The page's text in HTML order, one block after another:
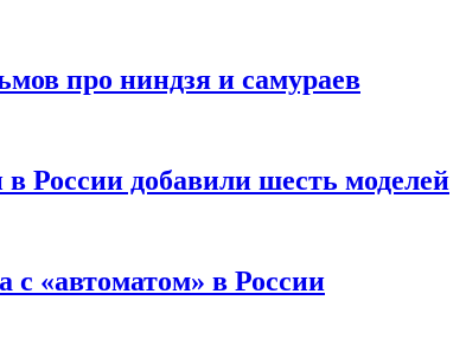
про ниндзя и самураев
России добавили шесть моделей
«автоматом» в России